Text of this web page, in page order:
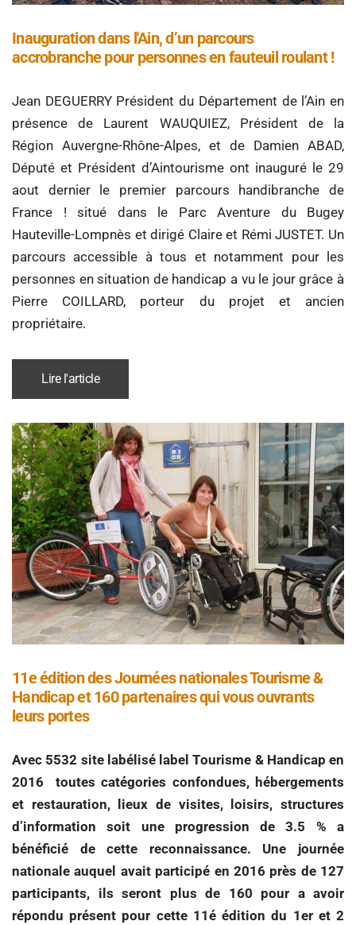
Inauguration dans l'Ain, d’un parcours
accrobranche pour personnes en fauteuil roulant !
Jean DEGUERRY Président du Département de l’Ain en
présence de Laurent WAUQUIEZ, Président de la
Région Auvergne-Rhône-Alpes, et de Damien ABAD,
Député et Président d’Aintourisme ont inauguré le 29
aout dernier le premier parcours handibranche de
France ! situé dans le Parc Aventure du Bugey
Hauteville-Lompnès et dirigé Claire et Rémi JUSTET. Un
parcours accessible à tous et notamment pour les
personnes en situation de handicap a vu le jour grâce à
Pierre COILLARD, porteur du projet et ancien
propriétaire.
Lire l'article
11e édition des Journées nationales Tourisme &
Handicap et 160 partenaires qui vous ouvrants
leurs portes
Avec 5532 site labélisé label Tourisme & Handicap en
2016 toutes catégories confondues, hébergements
et restauration, lieux de visites, loisirs, structures
d’information soit une progression de 3.5 % a
bénéficié de cette reconnaissance. Une journée
nationale auquel avait participé en 2016 près de 127
participants, ils seront plus de 160 pour a avoir
répondu présent pour cette 11é édition du 1er et 2